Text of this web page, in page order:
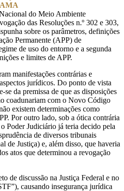
do Meio Ambiente
das Resoluções n.º 302 e 303,
sobre os parâmetros, definições
Permanente (APP) de
de uso do entorno e a segunda
e limites de APP.
manifestações contrárias e
jurídicos. Do ponto de vista
se da premissa de que as disposições
coadunariam com o Novo Código
existem determinações como
Por outro lado, sob a ótica contrária
Poder Judiciário já teria decido pela
de diversos tribunais
de Justiça) e, além disso, que haveria
atos que determinou a revogação
de discussão na Justiça Federal e no
causando insegurança jurídica